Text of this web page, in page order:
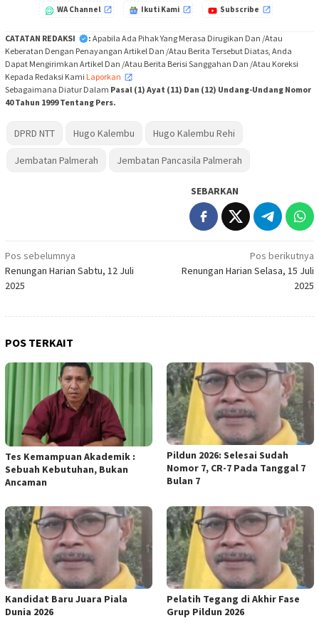
WA Channel Ikuti Kami Subscribe
CATATAN REDAKSI : Apabila Ada Pihak Yang Merasa Dirugikan Dan /Atau
Keberatan Dengan Penayangan Artikel Dan /Atau Berita Tersebut Diatas, Anda
Dapat Mengirimkan Artikel Dan /Atau Berita Berisi Sanggahan Dan /Atau Koreksi
Kepada Redaksi Kami Laporkan
,
Sebagaimana Diatur Dalam Pasal (1) Ayat (11) Dan (12) Undang-Undang Nomor
40 Tahun 1999 Tentang Pers.
DPRD NTT Hugo Kalembu Hugo Kalembu Rehi
Jembatan Palmerah Jembatan Pancasila Palmerah
SEBARKAN
Navigasi
pos
Pos sebelumnya
Renungan Harian Sabtu, 12 Juli
2025
Pos berikutnya
Renungan Harian Selasa, 15 Juli
2025
POS TERKAIT
Tes Kemampuan Akademik :
Sebuah Kebutuhan, Bukan
Ancaman
Pildun 2026: Selesai Sudah
Nomor 7, CR-7 Pada Tanggal 7
Bulan 7
Kandidat Baru Juara Piala
Dunia 2026
Pelatih Tegang di Akhir Fase
Grup Pildun 2026